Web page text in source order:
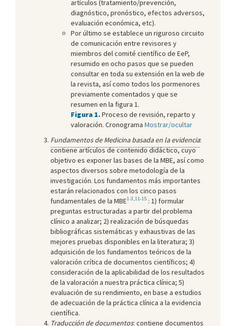
artículos (tratamiento/prevención,
diagnóstico, pronóstico, efectos adversos,
evaluación económica, etc).
Por último se establece un riguroso circuito
de comunicación entre revisores y
miembros del comité científico de EeP,
resumido en ocho pasos que se pueden
consultar en toda su extensión en la web de
la revista, así como todos los pormenores
previamente comentados y que se
resumen en la figura 1.
Figura 1.Proceso de revisión, reparto y
valoración. Cronograma Mostrar/ocultar
Fundamentos de Medicina basada en la evidencia:
contiene artículos de contenido didáctico, cuyo
objetivo es exponer las bases de la MBE, así como
aspectos diversos sobre metodología de la
investigación. Los fundamentos más importantes
estarán relacionados con los cinco pasos
fundamentales de la MBE1-3,11-15 : 1) formular
preguntas estructuradas a partir del problema
clínico a analizar; 2) realización de búsquedas
bibliográficas sistemáticas y exhaustivas de las
mejores pruebas disponibles en la literatura; 3)
adquisición de los fundamentos teóricos de la
valoración crítica de documentos científicos; 4)
consideración de la aplicabilidad de los resultados
de la valoración a nuestra práctica clínica; 5)
evaluación de su rendimiento, en base a estudios
de adecuación de la práctica clínica a la evidencia
científica.
Traducción de documentos: contiene documentos